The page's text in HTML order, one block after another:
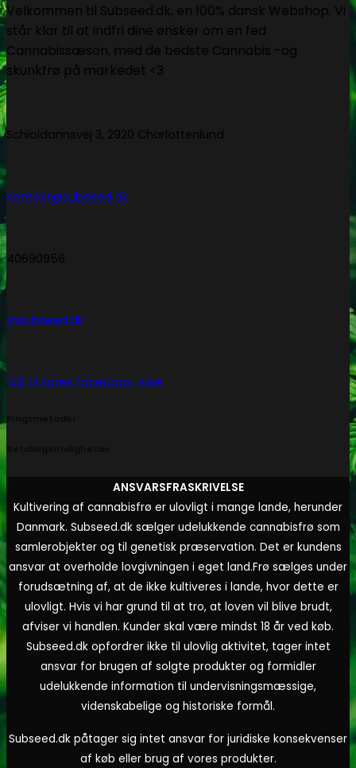
Velkommen til Subseed.dk, en 100% dansk Webshop. Vi
står klar til at indfri dine ønsker om en fed
Cannabissæson, med de bedste Cannabis -og
skunkfrø på markedet <3
Schioldannsvej 3, 2920 Charlottenlund
Kontakt@subseed.dk
40690956
@subseed.dk
Gå til vores facebook-side
ANSVARSFRASKRIVELSE
Kultivering af cannabisfrø er ulovligt i mange lande, herunder
Danmark. Subseed.dk sælger udelukkende cannabisfrø som
samlerobjekter og til genetisk præservation. Det er kundens
ansvar at overholde lovgivningen i eget land.Frø sælges under
forudsætning af, at de ikke kultiveres i lande, hvor dette er
ulovligt. Hvis vi har grund til at tro, at loven vil blive brudt,
afviser vi handlen. Kunder skal være mindst 18 år ved køb.
Subseed.dk opfordrer ikke til ulovlig aktivitet, tager intet
ansvar for brugen af solgte produkter og formidler
udelukkende information til undervisningsmæssige,
videnskabelige og historiske formål.
Subseed.dk påtager sig intet ansvar for juridiske konsekvenser
af køb eller brug af vores produkter.